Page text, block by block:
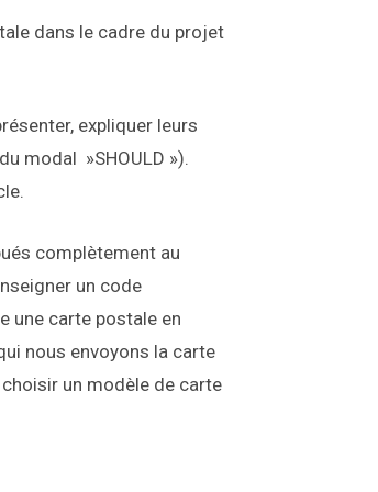
dans le cadre du projet
expliquer leurs
modal »SHOULD »).
complètement au
un code
une carte postale en
nous envoyons la carte
un modèle de carte